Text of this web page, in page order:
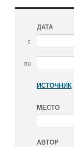
ДАТА
с
по
ИСТОЧНИК
МЕСТО
АВТОР